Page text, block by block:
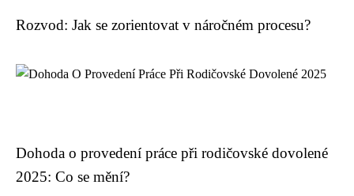
Rozvod: Jak se zorientovat v náročném procesu?
Dohoda o provedení práce při rodičovské dovolené
2025: Co se mění?